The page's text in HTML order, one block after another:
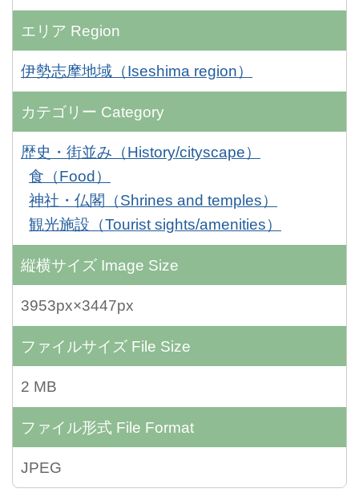
エリア Region
伊勢志摩地域（Iseshima region）
カテゴリー Category
歴史・街並み（History/cityscape）
食（Food）
神社・仏閣（Shrines and temples）
観光施設（Tourist sights/amenities）
縦横サイズ Image Size
3953px×3447px
ファイルサイズ File Size
2 MB
ファイル形式 File Format
JPEG